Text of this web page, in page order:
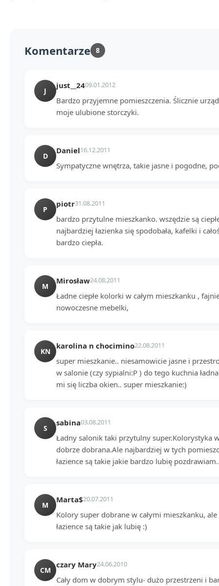
Komentarze 8
J
just__2409.01.2012
Bardzo przyjemne pomieszczenia. Ślicznie
moje ulubione storczyki.
D
Daniel16.12.2011
Sympatyczne wnętrza, takie jasne i pogodne,
P
piotr31.08.2011
bardzo przytulne mieszkanko. wszędzie są
najbardziej łazienka się spodobała, kafelki i
bardzo ciepła.
M
Mirosław24.08.2011
Ładne ciepłe kolorki w całym mieszkanku ,
nowoczesne mebelki,
KN
karolina n chocimino22.08.2011
super mieszkanie.. niesamowicie jasne i
w salonie (czy sypialni:P ) do tego kuchnia
mi się liczba okien.. super mieszkanie:)
S
sabina03.08.2011
Ładny salonik taki przytulny super.Kolorystyka
dobrze dobrana.Ale najbardziej w tych
łazience są takie jakie bardzo lubię
M
Marta$20.07.2011
Kolory super dobrane w całymi mieszkanku,
łazience są takie jak lubię :)
CM
czary Mary24.06.2010
Cały dom w dobrym stylu- dużo przestrzeni i